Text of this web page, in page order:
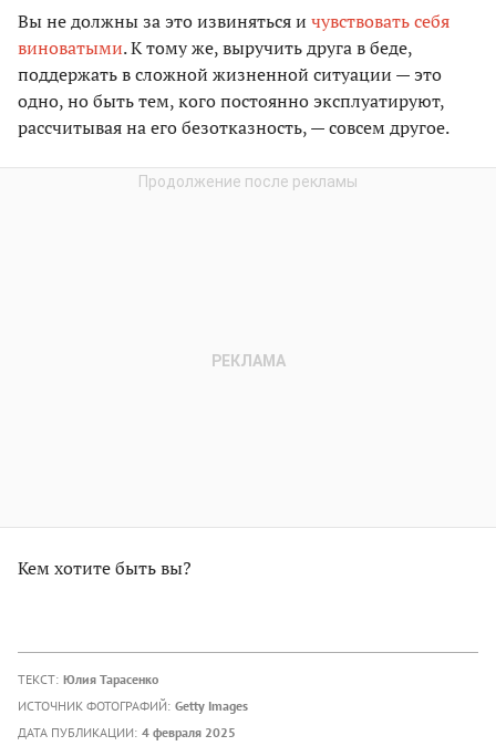
Вы не должны за это извиняться и чувствовать себя
виноватыми. К тому же, выручить друга в беде,
поддержать в сложной жизненной ситуации — это
одно, но быть тем, кого постоянно эксплуатируют,
рассчитывая на его безотказность, — совсем другое.
Кем хотите быть вы?
ТЕКСТ: Юлия Тарасенко
ИСТОЧНИК ФОТОГРАФИЙ: Getty Images
ДАТА ПУБЛИКАЦИИ: 4 февраля 2025